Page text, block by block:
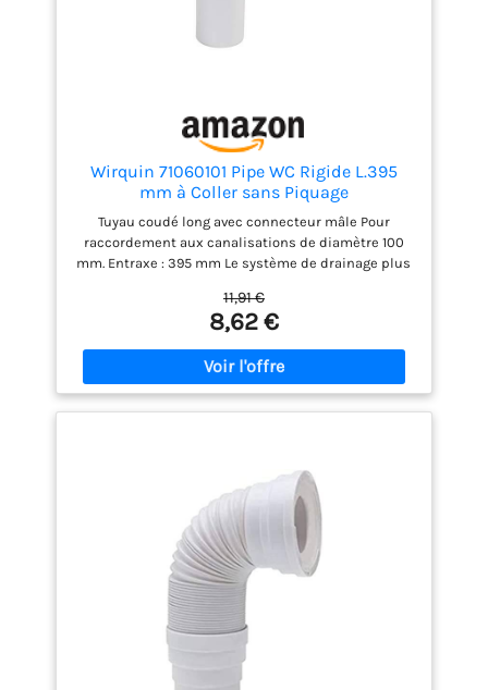
Wirquin 71060101 Pipe WC Rigide L.395
mm à Coller sans Piquage
Tuyau coudé long avec connecteur mâle Pour
raccordement aux canalisations de diamètre 100
mm. Entraxe : 395 mm Le système de drainage plus
bague est démontable pour vous permettre de
remplacer le joint 0 0
11,91 €
8,62 €